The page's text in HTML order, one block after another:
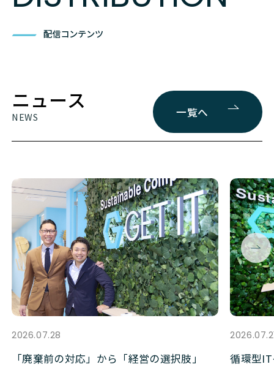
配信コンテンツ
ニュース 一覧へ
2026.07.28
「廃棄前の対応」から「経営の選択肢」
循環型